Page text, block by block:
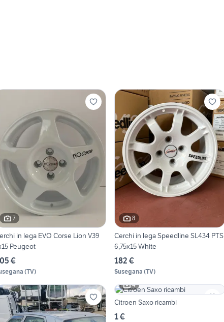
7
in lega EVO Corse Lion V39
Peugeot
€
(TV)
8
Cerchi in lega Speedline SL434 PTS
6,75x15 White
182 €
Susegana (TV)
4
Citroen Saxo ricambi
1 €